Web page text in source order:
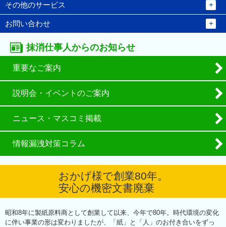
その他のサービス
お問い合わせ
抹消仕事人からのお知らせ
重要なご案内
説明会・イベントのご案内
ニュース・マスコミ掲載
情報漏洩対策コラム
おかげ様で創業80年。
安心の機密文書廃棄
昭和8年に製紙原料商として創業して以来、今年で80年。時代環境の変化
に伴い事業の形は変わりましたが、「紙」と「人」のお付き合いをずっ